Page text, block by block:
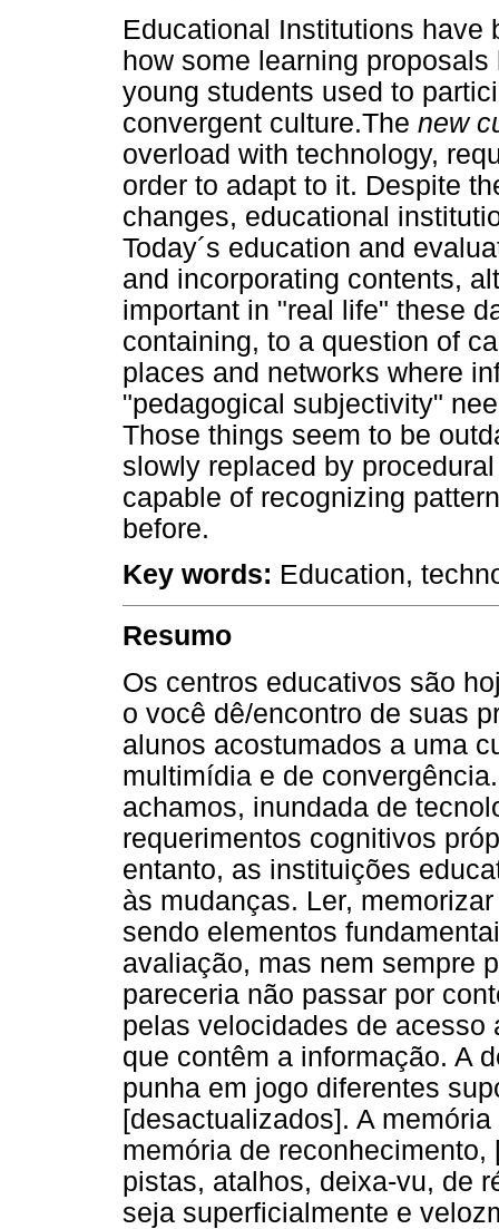
Educational Institutions have
how some learning
young students used to
convergent culture.The new
overload with technology,
order to adapt to it. Despite
changes, educational
Today´s education and
and incorporating contents,
important in "real life" these
containing, to a question of
places and networks where
"pedagogical subjectivity"
Those things seem to be
slowly replaced by
capable of recognizing
before.
Key words: Education,
Resumo
Os centros educativos são
o você dê/encontro de suas
alunos acostumados a uma
multimídia e de
achamos, inundada de
requerimentos cognitivos
entanto, as instituições
às mudanças. Ler,
sendo elementos
avaliação, mas nem sempre
pareceria não passar por
pelas velocidades de acesso
que contêm a informação. A
punha em jogo diferentes
[desactualizados]. A
memória de
pistas, atalhos, deixa-vu, de
seja superficialmente e